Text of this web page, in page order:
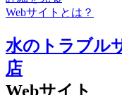
Webサイトとは？
水のトラブル
店
Webサイト